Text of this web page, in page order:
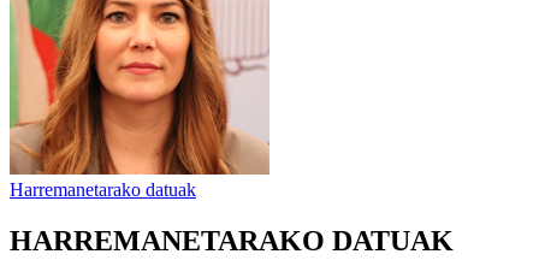
Harremanetarako datuak
HARREMANETARAKO DATUAK